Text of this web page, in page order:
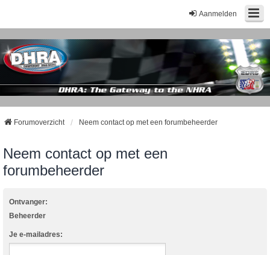
Aanmelden
Forumoverzicht Neem contact op met een forumbeheerder
Neem contact op met een
forumbeheerder
Ontvanger:
Beheerder
Je e-mailadres: